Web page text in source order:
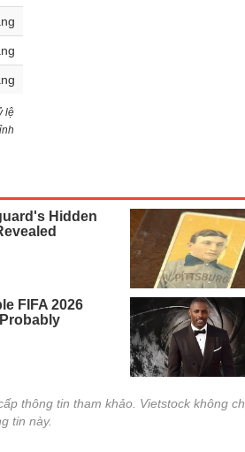
lệ
thông tin tham khảo. Vietstock không
tin này.